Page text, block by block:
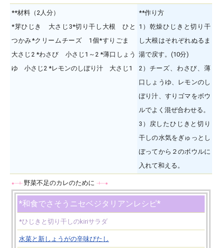
**材料（2人分）
*芽ひじき 大さじ3*切り干し大根 ひと
つかみ*クリームチーズ 1個*すりごま
大さじ2 *わさび 小さじ1～2 *薄口しょう
ゆ 小さじ2 *レモンのしぼり汁 大さじ1
**作り方
1）乾燥ひじきと切り干
し大根はそれぞれぬるま
湯で戻す。(10分)
2）チーズ、わさび、薄
口しょうゆ、レモンのし
ぼり汁、すりゴマをボウ
ルでよく混ぜ合わせる。
3）戻したひじきと切り
干しの水気をぎゅっとし
ぼってから２のボウルに
入れて和える。
●---+-野菜不足のカレのために -+---●
*和食でさそうニセベジタリアンレシピ*
*ひじきと切り干しのkiriサラダ
水菜と新しょうがの辛味びたし